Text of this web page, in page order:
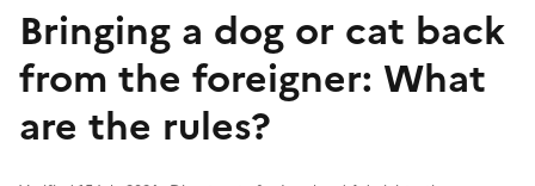
Bringing a dog or cat back
from the foreigner: What
are the rules?